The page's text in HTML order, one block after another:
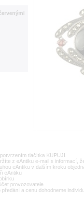
tlačítka KUPUJI.
z eAntiku e-mail s informací,
eAntiku v dalším kroku
eAntiku
provozovatele
a cenu dohodneme